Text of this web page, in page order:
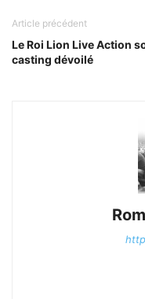
Article précédent
Le Roi Lion Live Action
casting dévoilé